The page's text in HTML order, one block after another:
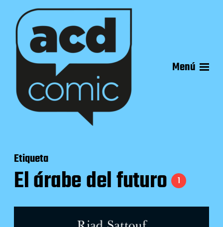
Menú
Etiqueta
El árabe del futuro 1